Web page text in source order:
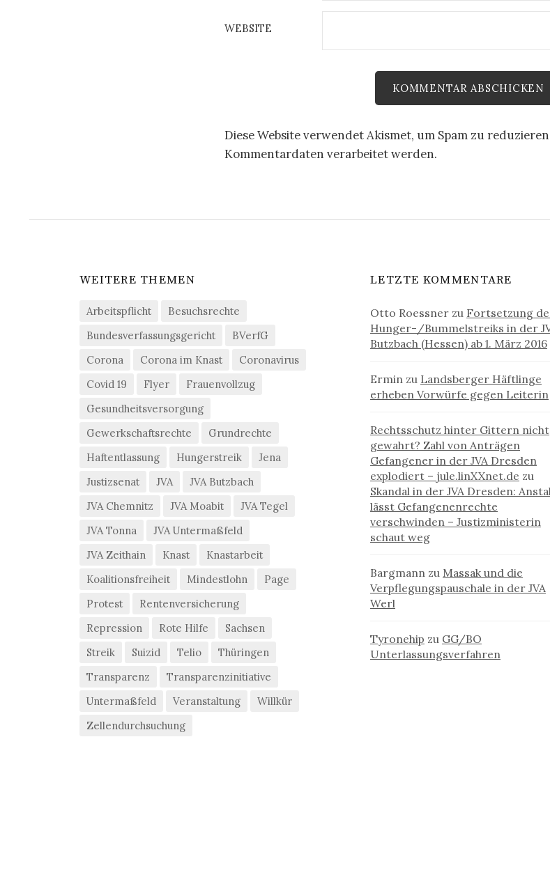
WEBSITE
Diese Website verwendet Akismet, um Spam zu
Kommentardaten verarbeitet werden.
WEITERE THEMEN
Arbeitspflicht
Besuchsrechte
Bundesverfassungsgericht
BVerfG
Corona
Corona im Knast
Coronavirus
Covid 19
Flyer
Frauenvollzug
Gesundheitsversorgung
Gewerkschaftsrechte
Grundrechte
Haftentlassung
Hungerstreik
Jena
Justizsenat
JVA
JVA Butzbach
JVA Chemnitz
JVA Moabit
JVA Tegel
JVA Tonna
JVA Untermaßfeld
JVA Zeithain
Knast
Knastarbeit
Koalitionsfreiheit
Mindestlohn
Page
Protest
Rentenversicherung
Repression
Rote Hilfe
Sachsen
Streik
Suizid Telio
Thüringen
Transparenz
Transparenzinitiative
Untermaßfeld
Veranstaltung
Willkür
Zellendurchsuchung
LETZTE KOMMENTARE
Otto Roessner zu Fortsetzung
Hunger-/Bummelstreiks in der
Butzbach (Hessen) ab 1. März 2016
Ermin zu Landsberger Häftlinge
erheben Vorwürfe gegen Leiterin
Rechtsschutz hinter Gittern nicht
gewahrt? Zahl von Anträgen
Gefangener in der JVA Dresden
explodiert – jule.linXXnet.de zu
Skandal in der JVA Dresden:
lässt Gefangenenrechte
verschwinden – Justizministerin
schaut weg
Bargmann zu Massak und die
Verpflegungspauschale in der JVA
Werl
Tyronehip zu GG/BO
Unterlassungsverfahren